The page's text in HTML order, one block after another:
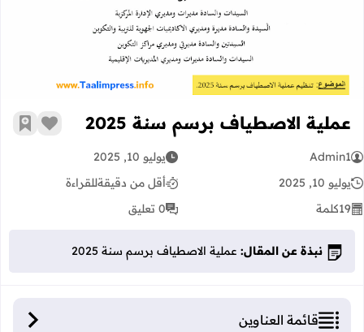
عملية الاصطياف برسم سنة 2025
عملية الاصطياف برسم سنة 2025 زر أضف
Admin1
يوليو 10, 2025
يوليو 10, 2025
أقل من دقيقةللقراءة
19كلمة 0 تعليق
نبذة عن المقال: عملية الاصطياف برسم سنة 2025
قائمة العناوين